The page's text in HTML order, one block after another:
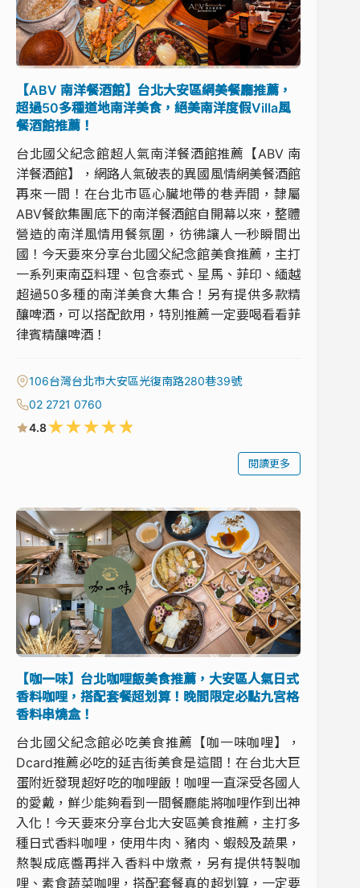
【ABV 南洋餐酒館】台北大安區網美餐廳推薦，
超過50多種道地南洋美食，絕美南洋度假Villa風
餐酒館推薦！
台北國父紀念館超人氣南洋餐酒館推薦【ABV 南
洋餐酒館】，網路人氣破表的異國風情網美餐酒館
再來一間！在台北市區心臟地帶的巷弄間，隸屬
ABV餐飲集團底下的南洋餐酒館自開幕以來，整體
營造的南洋風情用餐氛圍，彷彿讓人一秒瞬間出
國！今天要來分享台北國父紀念館美食推薦，主打
一系列東南亞料理、包含泰式、星馬、菲印、緬越
超過50多種的南洋美食大集合！另有提供多款精
釀啤酒，可以搭配飲用，特別推薦一定要喝看看菲
律賓精釀啤酒！
106台灣台北市大安區光復南路280巷39號
02 2721 0760
4.8★★★★★
閱讀更多
【咖一味】台北咖哩飯美食推薦，大安區人氣日式
香料咖哩，搭配套餐超划算！晚間限定必點九宮格
香料串燒盒！
台北國父紀念館必吃美食推薦【咖一味咖哩】，
Dcard推薦必吃的延吉街美食是這間！在台北大巨
蛋附近發現超好吃的咖哩飯！咖哩一直深受各國人
的愛戴，鮮少能夠看到一間餐廳能將咖哩作到出神
入化！今天要來分享台北大安區美食推薦，主打多
種日式香料咖哩，使用牛肉、豬肉、蝦殼及蔬果，
熬製成底醬再拌入香料中燉煮，另有提供特製咖
哩、素食蔬菜咖哩，搭配套餐真的超划算，一定要